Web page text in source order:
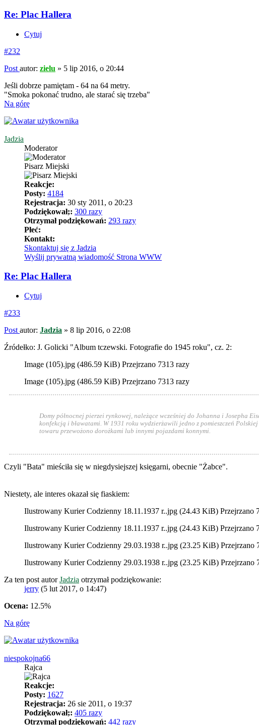
Re: Plac Hallera
Cytuj
#232
Post autor: zielu » 5 lip 2016, o 20:44
Jeśli dobrze pamiętam - 64 na 64 metry.
"Smoka pokonać trudno, ale starać się trzeba"
Na górę
Jadzia
Moderator
Pisarz Miejski
Reakcje:
Posty: 4184
Rejestracja: 30 sty 2011, o 20:23
Podziękował;: 300 razy
Otrzymał podziękowań: 293 razy
Płeć:
Kontakt:
Skontaktuj się z Jadzia
Wyślij prywatną wiadomość Strona WWW
Re: Plac Hallera
Cytuj
#233
Post autor: Jadzia » 8 lip 2016, o 22:08
Źródełko: J. Golicki "Album tczewski. Fotografie do 1945 roku", cz. 2:
Image (105).jpg (486.59 KiB) Przejrzano 7313 razy
Image (105).jpg (486.59 KiB) Przejrzano 7313 razy
Domy północnej pierzei rynkowej, należące wcześniej do Johanna i Josepha
konfekcją i bławatami. W 1931 roku wydzierżawili jedno z pomieszczeń
towaru przewożono dorożkami lub innymi pojazdami konnymi.
Czyli "Bata" mieściła się w niegdysiejszej księgarni, obecnie "Żabce".
Niestety, ale interes okazał się fiaskiem:
Ilustrowany Kurier Codzienny 18.11.1937 r..jpg (24.43 KiB) Przejrzano
Ilustrowany Kurier Codzienny 18.11.1937 r..jpg (24.43 KiB) Przejrzano
Ilustrowany Kurier Codzienny 29.03.1938 r..jpg (23.25 KiB) Przejrzano
Ilustrowany Kurier Codzienny 29.03.1938 r..jpg (23.25 KiB) Przejrzano
Za ten post autorJadzia otrzymał podziękowanie:
jerry (5 lut 2017, o 14:47)
Ocena: 12.5%
Na górę
niespokojna66
Rajca
Reakcje:
Posty: 1627
Rejestracja: 26 sie 2011, o 19:37
Podziękował;: 405 razy
Otrzymał podziękowań: 442 razy